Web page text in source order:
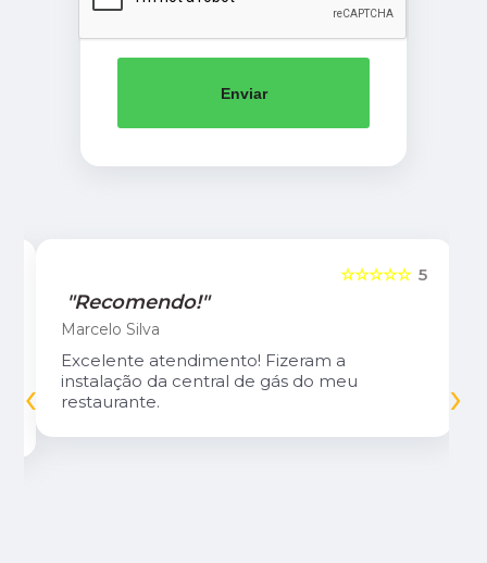
Enviar
5
☆☆☆☆☆
"Recomendo!"
Marcelo Silva
Excelente atendimento! Fizeram a
instalação da central de gás do meu
restaurante.
‹ ›